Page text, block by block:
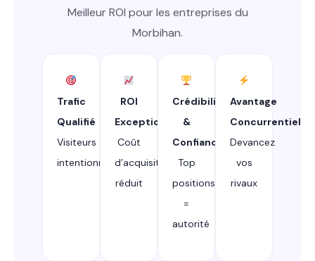
Meilleur ROI pour les entreprises du
Morbihan.
Trafic
Qualifié
Visiteurs
intentionnistes
ROI
Exceptionnel
Coût
d’acquisition
réduit
Crédibilité
&
Confiance
Top
positions
=
autorité
Avantage
Concurrentiel
Devancez
vos
rivaux